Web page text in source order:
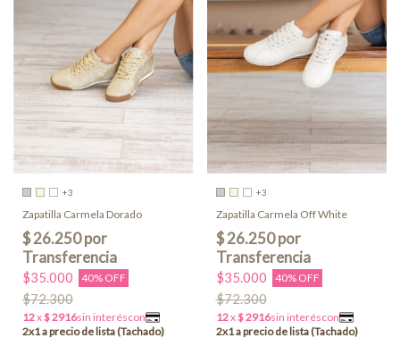
+3
Zapatilla Carmela Dorado
$35.000 40% OFF
$72.300
+3
Zapatilla Carmela Off White
$35.000 40% OFF
$72.300